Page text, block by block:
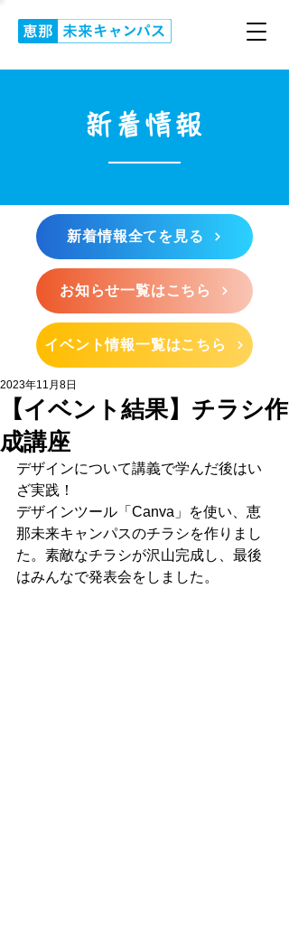
新着情報
新着情報全てを見る
お知らせ一覧はこちら
イベント情報一覧はこちら
【イベント結果】チラシ作
成講座
2023年11月8日
デザインについて講義で学んだ後はい
ざ実践！
デザインツール「Canva」を使い、恵
那未来キャンパスのチラシを作りまし
た。 素敵なチラシが沢山完成し、最後
はみんなで発表会をしました。